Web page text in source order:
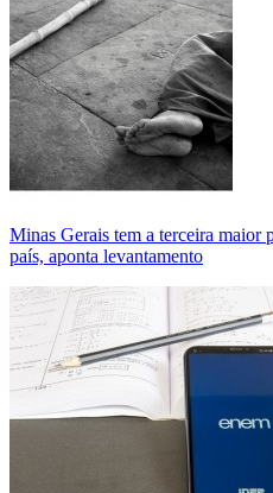
Minas Gerais tem a terceira maior
país, aponta levantamento